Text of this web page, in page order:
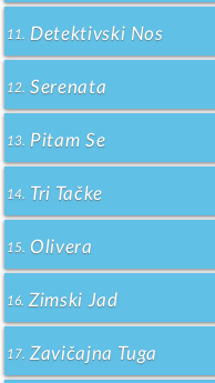
11. Detektivski Nos
12. Serenata
13. Pitam Se
14. Tri Tačke
15. Olivera
16. Zimski Jad
17. Zavičajna Tuga